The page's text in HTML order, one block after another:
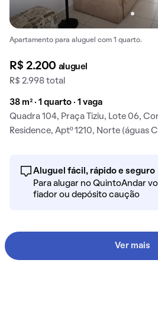
Apartamento para aluguel com 1 quarto.
R$ 2.200 aluguel
R$ 2.998 total
38 m² · 1 quarto · 1 vaga
Quadra 104, Praça Tiziu, Lote 06,
Residence, Aptº 1210, Norte (águas
Aluguel fácil, rápido e seguro
Para alugar no QuintoAndar
fiador ou depósito caução
Ver mais